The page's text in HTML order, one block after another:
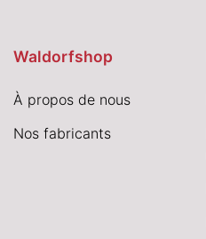
Waldorfshop
À propos de nous
Nos fabricants